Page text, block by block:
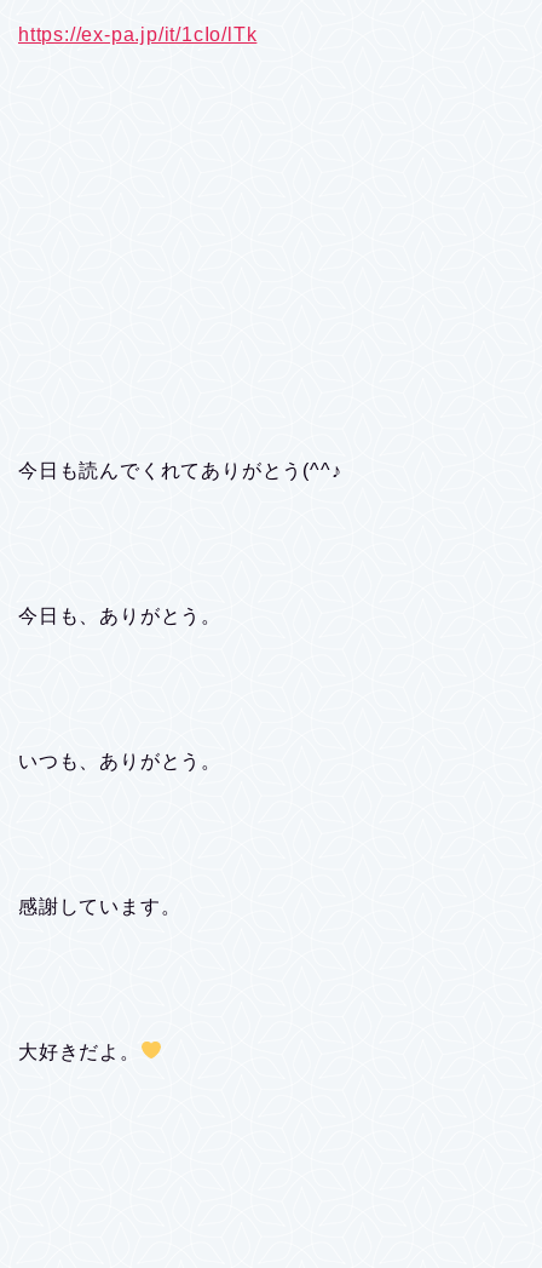
https://ex-pa.jp/it/1cIo/lTk
今日も読んでくれてありがとう(^^♪
今日も、ありがとう。
いつも、ありがとう。
感謝しています。
大好きだよ。